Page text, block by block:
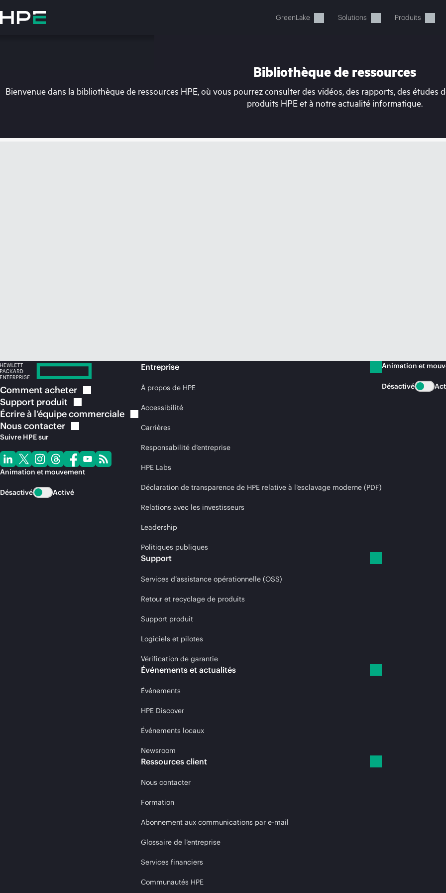
au
contenu
GreenLake Solutions Produits
Votre panier est actuellement
Bibliothèque de ressources
Bienvenue dans la bibliothèque de ressources HPE, où vous pourrez consulter des vidéos, des rapports, des études
produits HPE et à notre actualité informatique.
Comment acheter
Support produit
Écrire à l’équipecommerciale
Nouscontacter
Suivre HPE sur
Animation et mouvement
Désactivé Activé
Entreprise
À propos de HPE
Accessibilité
Carrières
Responsabilité d’entreprise
HPE Labs
Déclaration de transparence de HPE relative à l’esclavage moderne (PDF)
Relations avec les investisseurs
Leadership
Politiques publiques
Support
Services d’assistance opérationnelle (OSS)
Retour et recyclage de produits
Support produit
Logiciels et pilotes
Vérification de garantie
Événements et actualités
Événements
HPE Discover
Événements locaux
Newsroom
Ressources client
Nous contacter
Formation
Abonnement aux communications par e-mail
Glossaire de l’entreprise
Services financiers
Communautés HPE
Animation et
Désactivé